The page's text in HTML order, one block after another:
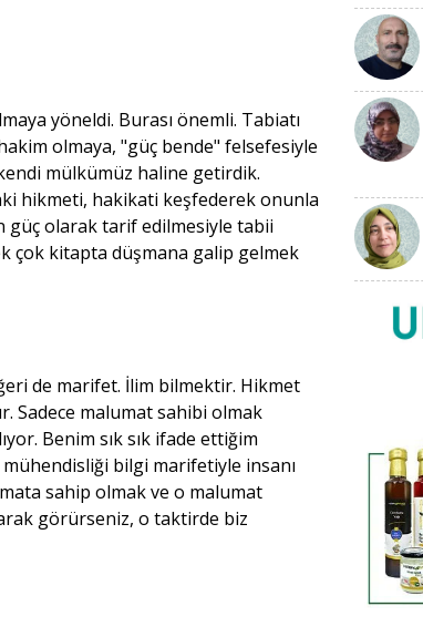
yöneldi. Burası önemli. Tabiatı
olmaya, "güç bende" felsefesiyle
mülkümüz haline getirdik.
hikmeti, hakikati keşfederek onunla
olarak tarif edilmesiyle tabii
çok kitapta düşmana galip gelmek
de marifet. İlim bilmektir. Hikmet
Sadece malumat sahibi olmak
Benim sık sık ifade ettiğim
bilgi marifetiyle insanı
sahip olmak ve o malumat
görürseniz, o taktirde biz